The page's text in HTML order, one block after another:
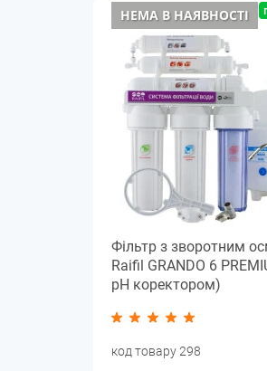
НЕМА В НАЯВНОСТІ
Фільтр з зворотним
Raifil GRANDO 6
pH коректором)
код товару 298